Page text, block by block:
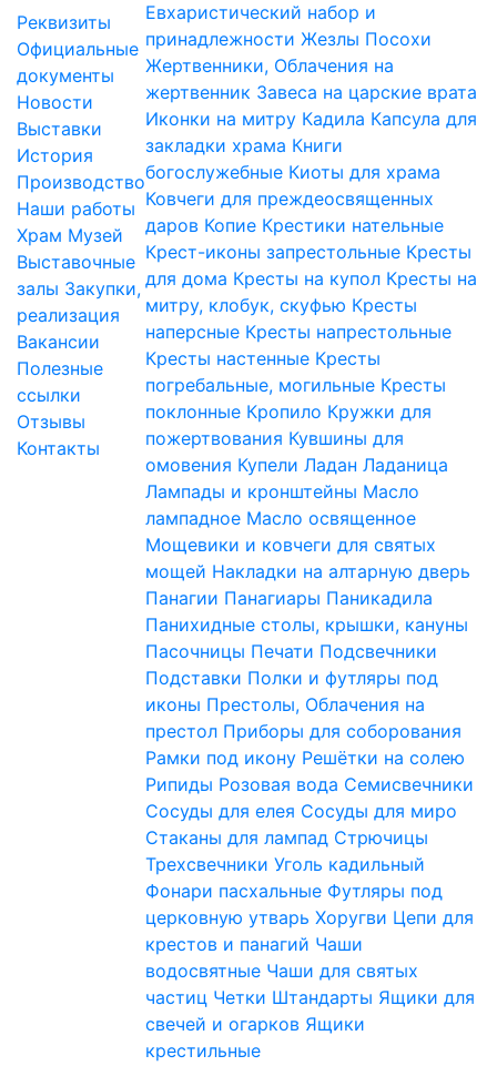
Реквизиты
Официальные
документы
Новости
Выставки
История
Производство
Наши работы
Храм Музей
Выставочные
залы Закупки,
реализация
Вакансии
Полезные
ссылки
Отзывы
Контакты
Евхаристический набор и
принадлежности Жезлы Посохи
Жертвенники, Облачения на
жертвенник Завеса на царские врата
Иконки на митру Кадила Капсула для
закладки храма Книги
богослужебные Киоты для храма
Ковчеги для преждеосвященных
даров Копие Крестики нательные
Крест-иконы запрестольные Кресты
для дома Кресты на купол Кресты на
митру, клобук, скуфью Кресты
наперсные Кресты напрестольные
Кресты настенные Кресты
погребальные, могильные Кресты
поклонные Кропило Кружки для
пожертвования Кувшины для
омовения Купели Ладан Ладаница
Лампады и кронштейны Масло
лампадное Масло освященное
Мощевики и ковчеги для святых
мощей Накладки на алтарную дверь
Панагии Панагиары Паникадила
Панихидные столы, крышки, кануны
Пасочницы Печати Подсвечники
Подставки Полки и футляры под
иконы Престолы, Облачения на
престол Приборы для соборования
Рамки под икону Решётки на солею
Рипиды Розовая вода Семисвечники
Сосуды для елея Сосуды для миро
Стаканы для лампад Стрючицы
Трехсвечники Уголь кадильный
Фонари пасхальные Футляры под
церковную утварь Хоругви Цепи для
крестов и панагий Чаши
водосвятные Чаши для святых
частиц Четки Штандарты Ящики для
свечей и огарков Ящики
крестильные